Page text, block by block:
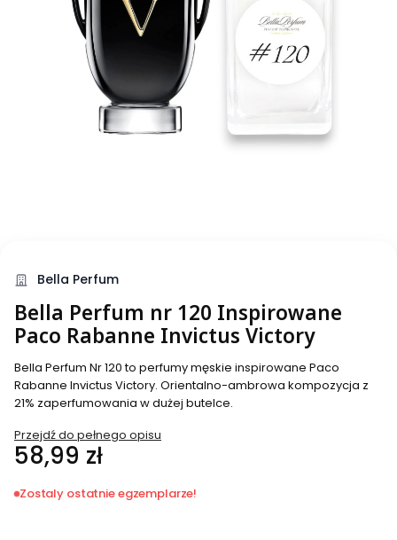
Bella Perfum
Bella Perfum nr 120 Inspirowane
Paco Rabanne Invictus Victory
Bella Perfum Nr 120 to perfumy męskie inspirowane Paco
Rabanne Invictus Victory. Orientalno-ambrowa kompozycja z
21% zaperfumowania w dużej butelce.
Przejdź do pełnego opisu
Cena
58,99 zł
Zostaly ostatnie egzemplarze!